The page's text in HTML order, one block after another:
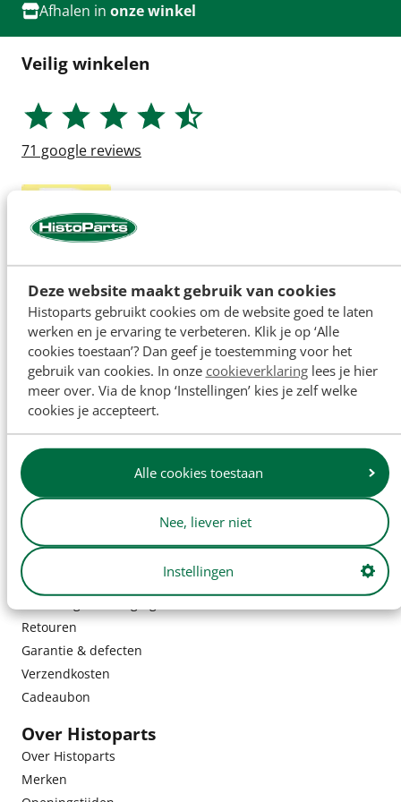
Deze website maakt gebruik van cookies
Histoparts gebruikt cookies om de website goed te laten
werken en je ervaring te verbeteren. Klik je op ‘Alle
cookies toestaan’? Dan geef je toestemming voor het
gebruik van cookies. In onze cookieverklaringlees je hier
meer over. Via de knop ‘Instellingen’ kies je zelf welke
cookies je accepteert.
Alle cookies toestaan
Nee, liever niet
Instellingen
Afhalen in onze winkel
Veilig winkelen
71 google reviews
Klantenservice
Retouren
Garantie & defecten
Verzendkosten
Cadeaubon
Over Histoparts
Over Histoparts
Merken